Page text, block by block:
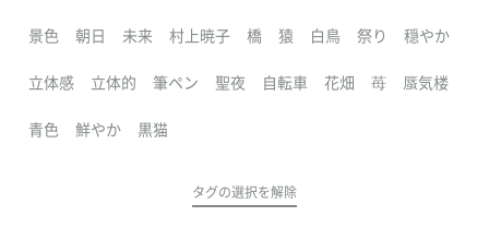
景色 朝日 未来 村上暁子 橋 猿 白鳥 祭り 穏やか
立体感 立体的 筆ペン 聖夜 自転車 花畑 苺 蜃気楼
青色 鮮やか 黒猫
タグの選択を解除